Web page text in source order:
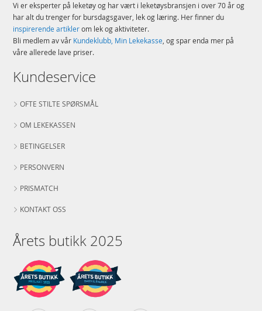
Vi er eksperter på leketøy og har vært i leketøysbransjen i over 70 år og
har alt du trenger for bursdagsgaver, lek og læring. Her finner du
inspirerende artiklerom lek og aktiviteter.
Bli medlem av vår Kundeklubb, Min Lekekasse, og spar enda mer på
våre allerede lave priser.
Kundeservice
OFTE STILTE SPØRSMÅL
OM LEKEKASSEN
BETINGELSER
PERSONVERN
PRISMATCH
KONTAKT OSS
Årets butikk 2025